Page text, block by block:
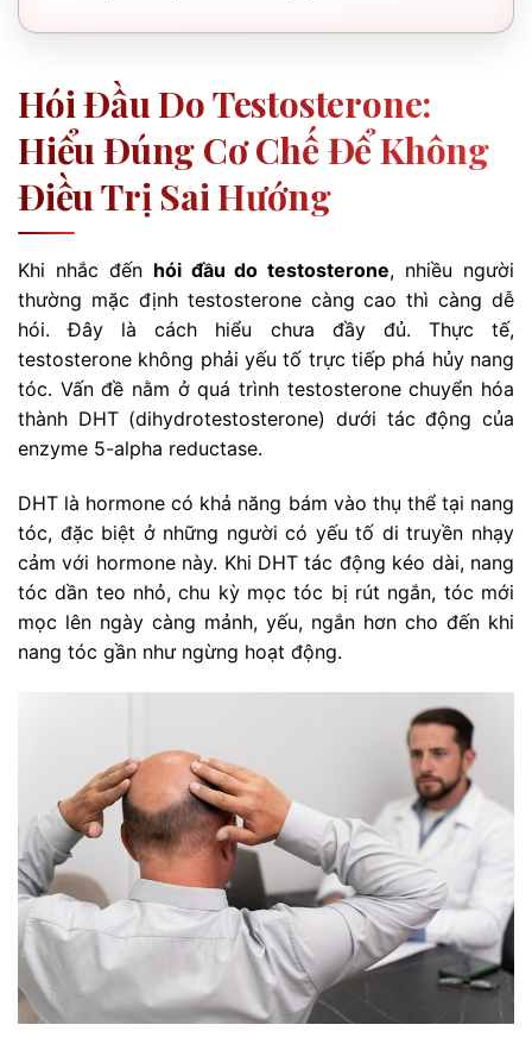
Hói Đầu Do Testosterone:
Hiểu Đúng Cơ Chế Để Không
Điều Trị Sai Hướng
Khi nhắc đến hói đầu do testosterone, nhiều người
thường mặc định testosterone càng cao thì càng dễ
hói. Đây là cách hiểu chưa đầy đủ. Thực tế,
testosterone không phải yếu tố trực tiếp phá hủy nang
tóc. Vấn đề nằm ở quá trình testosterone chuyển hóa
thành DHT (dihydrotestosterone) dưới tác động của
enzyme 5-alpha reductase.
DHT là hormone có khả năng bám vào thụ thể tại nang
tóc, đặc biệt ở những người có yếu tố di truyền nhạy
cảm với hormone này. Khi DHT tác động kéo dài, nang
tóc dần teo nhỏ, chu kỳ mọc tóc bị rút ngắn, tóc mới
mọc lên ngày càng mảnh, yếu, ngắn hơn cho đến khi
nang tóc gần như ngừng hoạt động.